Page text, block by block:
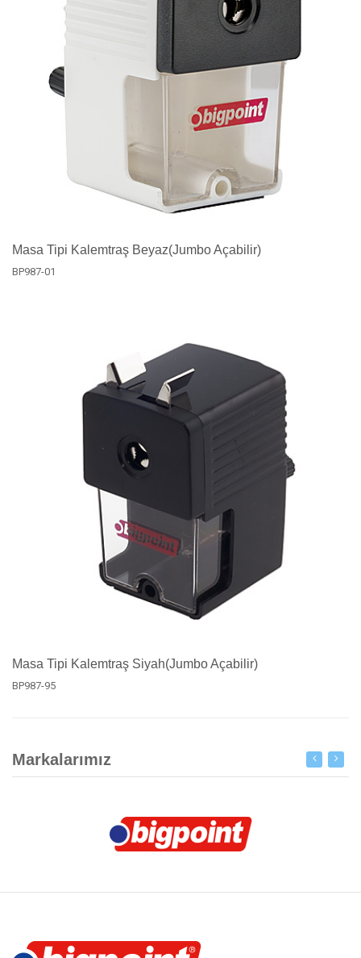
Masa Tipi Kalemtraş Beyaz(Jumbo Açabilir)
BP987-01
Masa Tipi Kalemtraş Siyah(Jumbo Açabilir)
BP987-95
Markalarımız